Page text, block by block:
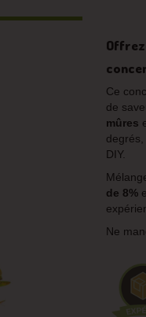
Ce
de
mûres
DIY.
de 8%
Ne